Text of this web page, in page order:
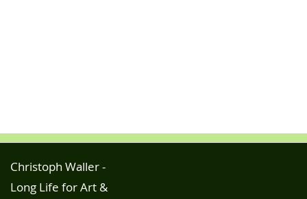
Christoph Waller -
Long Life for Art &